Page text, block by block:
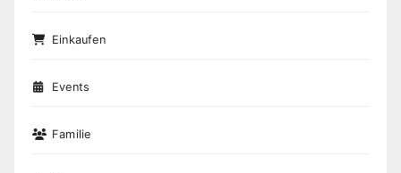
Einkaufen
Events
Familie